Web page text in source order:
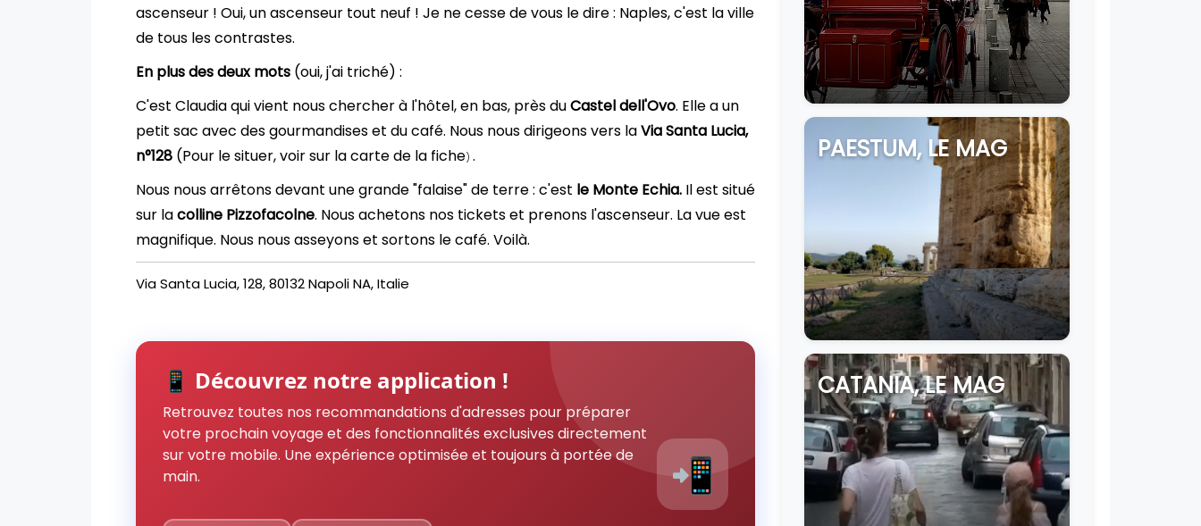
ascenseur ! Oui, un ascenseur tout neuf ! Je ne cesse de vous le dire : Naples, c'est la ville
de tous les contrastes.
En plus des deux mots (oui, j'ai triché) :
C'est Claudia qui vient nous chercher à l'hôtel, en bas, près duCastel dell'Ovo. Elle a un
petit sac avec des gourmandises et du café. Nous nous dirigeons vers laVia Santa Lucia,
n°128 (Pour le situer, voir sur la carte de la fiche) .
Nous nous arrêtons devant une grande "falaise" de terre : c'est le Monte Echia. Il est situé
sur lacolline Pizzofacolne. Nous achetons nos tickets et prenons l'ascenseur. La vue est
magnifique. Nous nous asseyons et sortons le café. Voilà.
Via Santa Lucia, 128, 80132 Napoli NA, Italie
📱 Découvrez notre application !
Retrouvez toutes nos recommandations d'adresses pour préparer
votre prochain voyage et des fonctionnalités exclusives directement
sur votre mobile. Une expérience optimisée et toujours à portée de
main.
📲
PAESTUM, LE MAG
CATANIA, LE MAG